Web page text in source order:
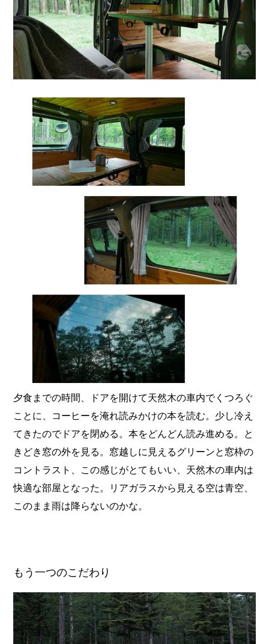
夕食までの時間、ドアを開けて天然木の車内でくつろぐ
ことに、コーヒーを淹れ読みかけの本を読む。少し冷え
てきたのでドアを閉める。本をどんどん読み進める。と
きどき窓の外を見る。窓越しに見えるグリーンと窓枠の
コントラスト、この感じがとてもいい、天然木の車内は
快適な部屋となった。リアガラスから見える空は青空、
このまま雨は降らないのかな。
もう一つのこだわり